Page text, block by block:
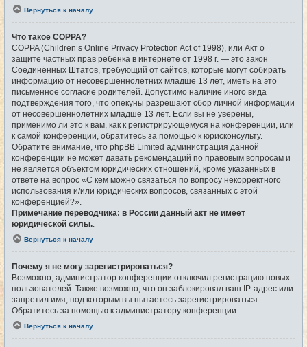
Вернуться к началу
Что такое COPPA?
COPPA (Children’s Online Privacy Protection Act of 1998), или Акт о
защите частных прав ребёнка в интернете от 1998 г. — это закон
Соединённых Штатов, требующий от сайтов, которые могут собирать
информацию от несовершеннолетних младше 13 лет, иметь на это
письменное согласие родителей. Допустимо наличие иного вида
подтверждения того, что опекуны разрешают сбор личной информации
от несовершеннолетних младше 13 лет. Если вы не уверены,
применимо ли это к вам, как к регистрирующемуся на конференции, или
к самой конференции, обратитесь за помощью к юрисконсульту.
Обратите внимание, что phpBB Limited администрация данной
конференции не может давать рекомендаций по правовым вопросам и
не является объектом юридических отношений, кроме указанных в
ответе на вопрос «С кем можно связаться по вопросу некорректного
использования и/или юридических вопросов, связанных с этой
конференцией?».
Примечание переводчика: в России данный акт не имеет
юридической силы.
Вернуться к началу
Почему я не могу зарегистрироваться?
Возможно, администратор конференции отключил регистрацию новых
пользователей. Также возможно, что он заблокировал ваш IP-адрес или
запретил имя, под которым вы пытаетесь зарегистрироваться.
Обратитесь за помощью к администратору конференции.
Вернуться к началу